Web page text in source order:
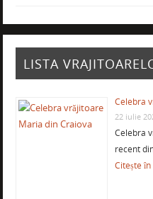
LISTA
Celebra
22 iulie
Celebra
recent
Citește